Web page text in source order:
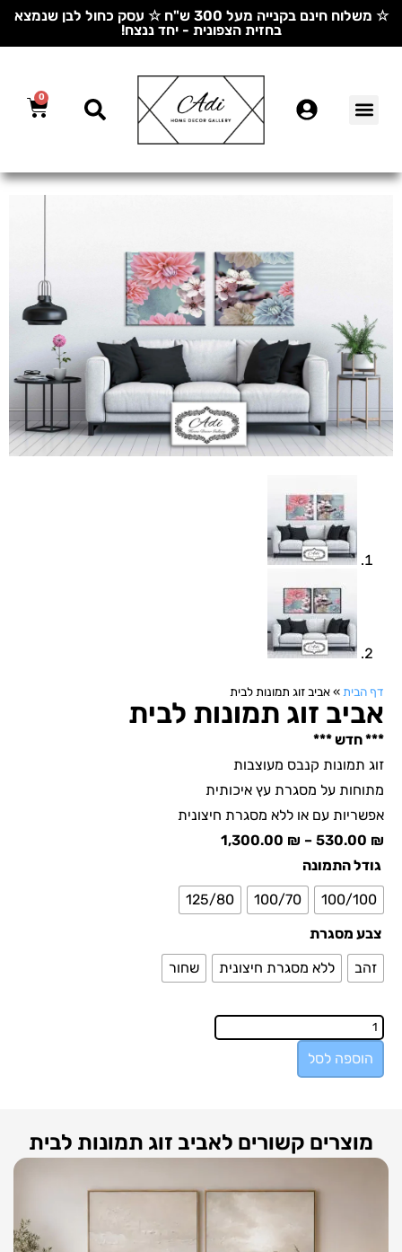
☆ משלוח חינם בקנייה מעל 300 ש"ח ☆ עסק כחול לבן שנמצא
בחזית הצפונית - יחד ננצח!
0
דף הבית »אביב זוג תמונות לבית
אביב זוג תמונות לבית
*** חדש ***
זוג תמונות קנבס מעוצבות
מתוחות על מסגרת עץ איכותית
אפשריות עם או ללא מסגרת חיצונית
530.00 ₪
–
1,300.00 ₪
גודל התמונה
100/100
100/70
125/80
צבע מסגרת
זהב
ללא מסגרת חיצונית שחור
הוספה לסל
מוצרים קשורים לאביב זוג תמונות לבית